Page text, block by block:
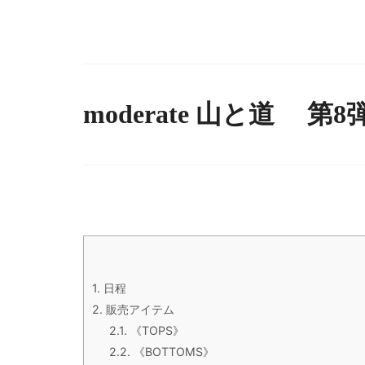
moderate 山と道 第8
1. 日程
2. 販売アイテム
2.1. 《TOPS》
2.2. 《BOTTOMS》